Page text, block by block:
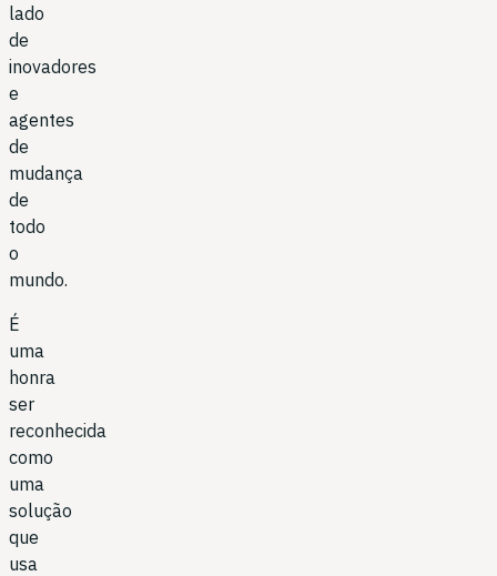
lado
de
inovadores
e
agentes
de
mudança
de
todo
o
mundo.
É
uma
honra
ser
reconhecida
como
uma
solução
que
usa